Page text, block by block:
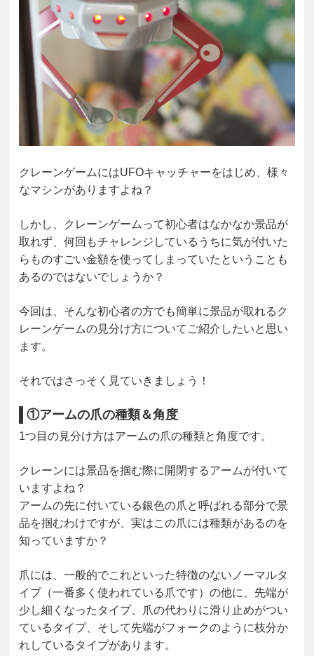
クレーンゲームにはUFOキャッチャーをはじめ、様々
なマシンがありますよね？
しかし、クレーンゲームって初心者はなかなか景品が
取れず、何回もチャレンジしているうちに気が付いた
らものすごい金額を使ってしまっていたということも
あるのではないでしょうか？
今回は、そんな初心者の方でも簡単に景品が取れるク
レーンゲームの見分け方についてご紹介したいと思い
ます。
それではさっそく見ていきましょう！
①アームの爪の種類＆角度
1つ目の見分け方はアームの爪の種類と角度です。
クレーンには景品を掴む際に開閉するアームが付いて
いますよね？
アームの先に付いている銀色の爪と呼ばれる部分で景
品を掴むわけですが、実はこの爪には種類があるのを
知っていますか？
爪には、一般的でこれといった特徴のないノーマルタ
イプ（一番多く使われている爪です）の他に、先端が
少し細くなったタイプ、爪の代わりに滑り止めがつい
ているタイプ、そして先端がフォークのように枝分か
れしているタイプがあります。